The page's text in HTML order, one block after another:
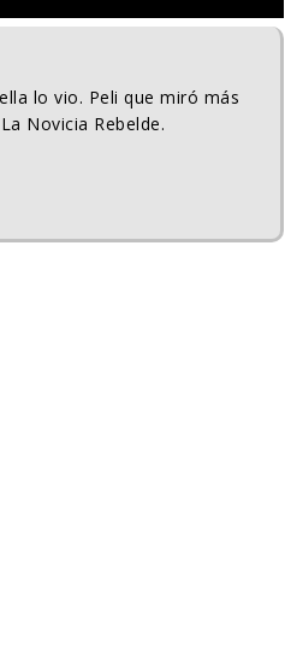
lo vio. Peli que miró más
Novicia Rebelde.